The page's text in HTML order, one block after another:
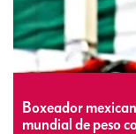
Boxeador
mundial de peso